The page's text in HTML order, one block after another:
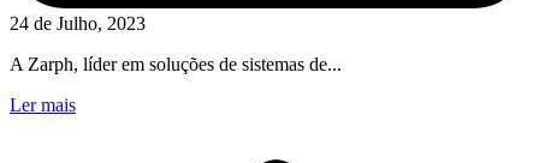
24 de Julho, 2023
A Zarph, líder em soluções de sistemas de...
Ler mais